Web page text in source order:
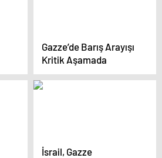
Gazze’de Barış Arayışı
Kritik Aşamada
İsrail, Gazze